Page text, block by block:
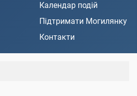
Календар подій
Підтримати Могилянку
Контакти